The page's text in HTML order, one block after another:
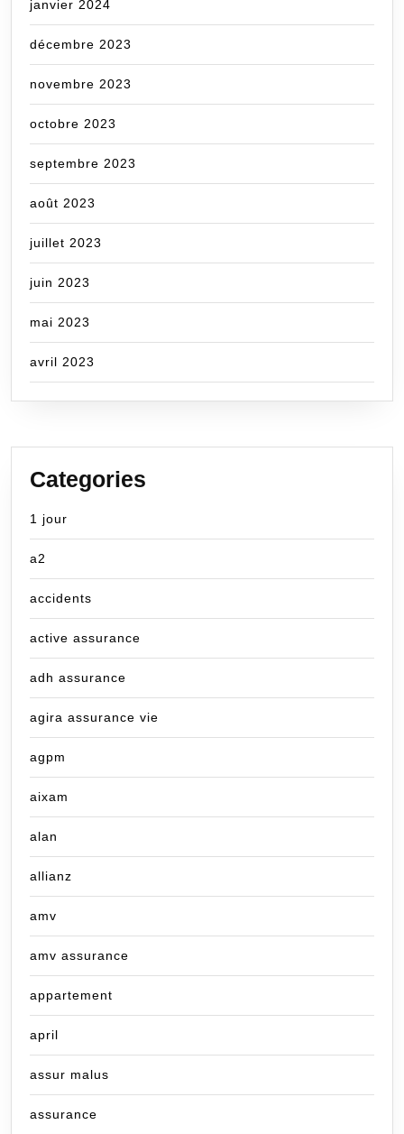
janvier 2024
décembre 2023
novembre 2023
octobre 2023
septembre 2023
août 2023
juillet 2023
juin 2023
mai 2023
avril 2023
Categories
1 jour
a2
accidents
active assurance
adh assurance
agira assurance vie
agpm
aixam
alan
allianz
amv
amv assurance
appartement
april
assur malus
assurance